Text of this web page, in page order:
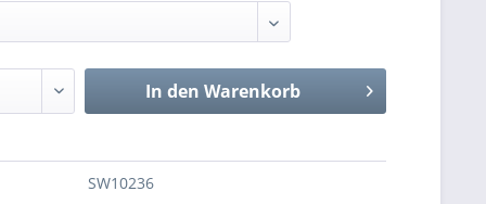
In den Warenkorb
SW10236